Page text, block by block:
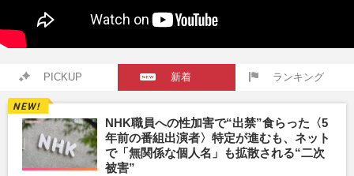
PICKUP 新着 ランキング
NHK職員への性加害で“出禁”食らった〈5
年前の番組出演者〉特定が進むも、ネット
で「無関係な個人名」も拡散される“二次
被害”